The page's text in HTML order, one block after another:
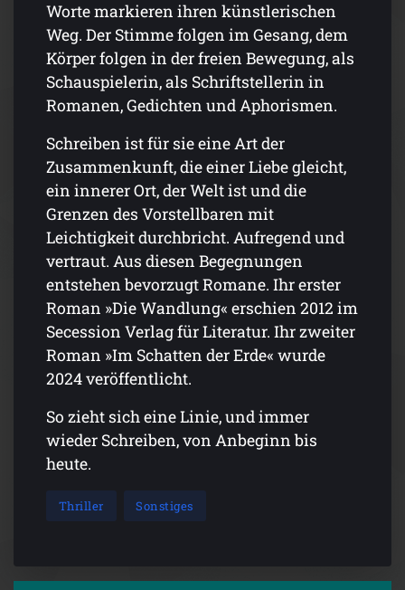
Worte markieren ihren künstlerischen
Weg. Der Stimme folgen im Gesang, dem
Körper folgen in der freien Bewegung, als
Schauspielerin, als Schriftstellerin in
Romanen, Gedichten und Aphorismen.
Schreiben ist für sie eine Art der
Zusammenkunft, die einer Liebe gleicht,
ein innerer Ort, der Welt ist und die
Grenzen des Vorstellbaren mit
Leichtigkeit durchbricht. Aufregend und
vertraut. Aus diesen Begegnungen
entstehen bevorzugt Romane. Ihr erster
Roman »Die Wandlung« erschien 2012 im
Secession Verlag für Literatur. Ihr zweiter
Roman »Im Schatten der Erde« wurde
2024 veröffentlicht.
So zieht sich eine Linie, und immer
wieder Schreiben, von Anbeginn bis
heute.
Thriller Sonstiges